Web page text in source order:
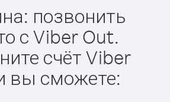
позвонить
с Viber Out.
счёт Viber
вы сможете: